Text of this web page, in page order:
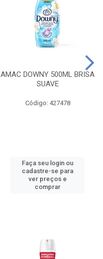
AMAC DOWNY 500ML BRISA
SUAVE
Código: 427478
Faça seu login ou
cadastre-se para
ver preços e
comprar